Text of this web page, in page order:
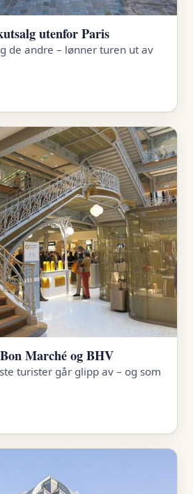
utenfor Paris
de andre – lønner turen ut av
Marché og BHV
turister går glipp av – og som